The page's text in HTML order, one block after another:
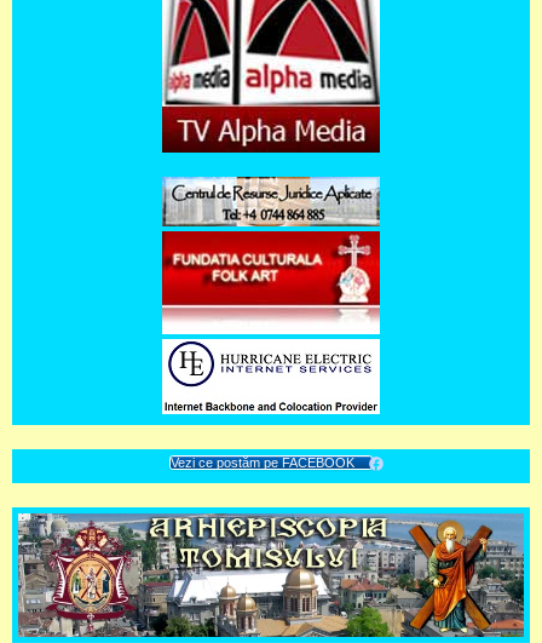
Vezi ce postăm pe FACEBOOK